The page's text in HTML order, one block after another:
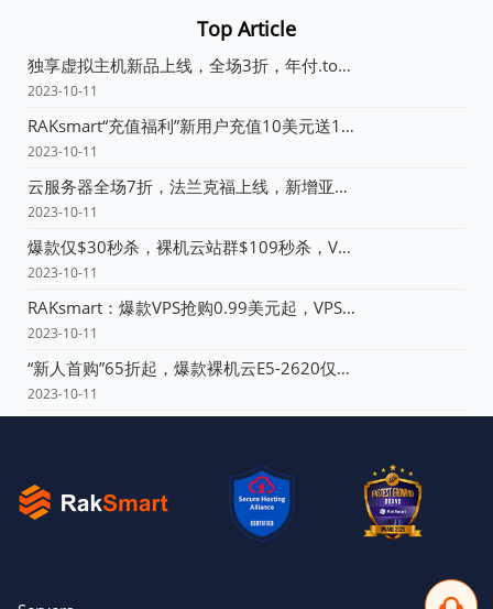
Top Article
独享虚拟主机新品上线，全场3折，年付.top域名免费送！！！
2023-10-11
RAKsmart“充值福利”新用户充值10美元送10美元！
2023-10-11
云服务器全场7折，法兰克福上线，新增亚太大带宽产品！！!
2023-10-11
爆款仅$30秒杀，裸机云站群$109秒杀，V4产品全场7折！！！
2023-10-11
RAKsmart：爆款VPS抢购0.99美元起，VPS全场65折！！！
2023-10-11
“新人首购”65折起，爆款裸机云E5-2620仅49美元！！！
2023-10-11